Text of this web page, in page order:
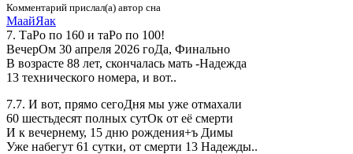
Комментарий прислал(а) автор сна
МаайЯак
7. ТаРо по 160 и таРо по 100!
ВечерОм 30 апреля 2026 гоДа, Финально
В возрасте 88 лет, скончалась мать -Надежда
13 технического номера, и вот..
7.7. И вот, прямо сегоДня мы уже отмахали
60 шестьдесят полных сутОк от её смерти
И к вечернему, 15 дню рождения+ъ Димы
Уже набегут 61 сутки, от смерти 13 Надежды..